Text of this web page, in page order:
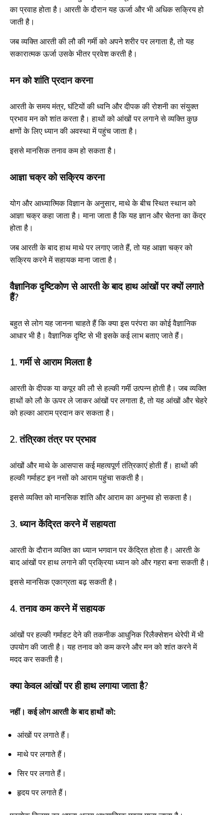
का प्रवाह होता है। आरती के दौरान यह ऊर्जा और भी अधिक सक्रिय हो
जाती है।
जब व्यक्ति आरती की लौ की गर्मी को अपने शरीर पर लगाता है, तो यह
सकारात्मक ऊर्जा उसके भीतर प्रवेश करती है।
मन को शांति प्रदान करना
आरती के समय मंत्र, घंटियों की ध्वनि और दीपक की रोशनी का संयुक्त
प्रभाव मन को शांत करता है। हाथों को आंखों पर लगाने से व्यक्ति कुछ
क्षणों के लिए ध्यान की अवस्था में पहुंच जाता है।
इससे मानसिक तनाव कम हो सकता है।
आज्ञा चक्र को सक्रिय करना
योग और आध्यात्मिक विज्ञान के अनुसार, माथे के बीच स्थित स्थान को
आज्ञा चक्र कहा जाता है। माना जाता है कि यह ज्ञान और चेतना का केंद्र
होता है।
जब आरती के बाद हाथ माथे पर लगाए जाते हैं, तो यह आज्ञा चक्र को
सक्रिय करने में सहायक माना जाता है।
वैज्ञानिक दृष्टिकोण से आरती के बाद हाथ आंखों पर क्यों लगाते
हैं?
बहुत से लोग यह जानना चाहते हैं कि क्या इस परंपरा का कोई वैज्ञानिक
आधार भी है। वैज्ञानिक दृष्टि से भी इसके कई लाभ बताए जाते हैं।
1. गर्मी से आराम मिलता है
आरती के दीपक या कपूर की लौ से हल्की गर्मी उत्पन्न होती है। जब व्यक्ति
हाथों को लौ के ऊपर ले जाकर आंखों पर लगाता है, तो यह आंखों और चेहरे
को हल्का आराम प्रदान कर सकता है।
2. तंत्रिका तंत्र पर प्रभाव
आंखों और माथे के आसपास कई महत्वपूर्ण तंत्रिकाएं होती हैं। हाथों की
हल्की गर्माहट इन नसों को आराम पहुंचा सकती है।
इससे व्यक्ति को मानसिक शांति और आराम का अनुभव हो सकता है।
3. ध्यान केंद्रित करने में सहायता
आरती के दौरान व्यक्ति का ध्यान भगवान पर केंद्रित होता है। आरती के
बाद आंखों पर हाथ लगाने की प्रक्रिया ध्यान को और गहरा बना सकती है।
इससे मानसिक एकाग्रता बढ़ सकती है।
4. तनाव कम करने में सहायक
आंखों पर हल्की गर्माहट देने की तकनीक आधुनिक रिलैक्सेशन थेरेपी में भी
उपयोग की जाती है। यह तनाव को कम करने और मन को शांत करने में
मदद कर सकती है।
क्या केवल आंखों पर ही हाथ लगाया जाता है?
नहीं। कई लोग आरती के बाद हाथों को:
आंखों पर लगाते हैं।
माथे पर लगाते हैं।
सिर पर लगाते हैं।
हृदय पर लगाते हैं।